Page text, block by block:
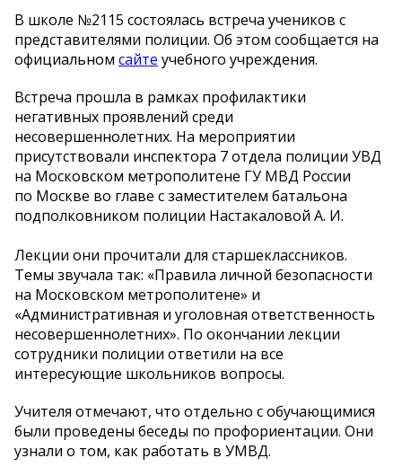
В школе №2115 состоялась встреча учеников с
представителями полиции. Об этом сообщается на
официальном сайте учебного учреждения.
Встреча прошла в рамках профилактики
негативных проявлений среди
несовершеннолетних. На мероприятии
присутствовали инспектора 7 отдела полиции УВД
на Московском метрополитене ГУ МВД России
по Москве во главе с заместителем батальона
подполковником полиции Настакаловой А. И.
Лекции они прочитали для старшеклассников.
Темы звучала так: «Правила личной безопасности
на Московском метрополитене» и
«Административная и уголовная ответственность
несовершеннолетних». По окончании лекции
сотрудники полиции ответили на все
интересующие школьников вопросы.
Учителя отмечают, что отдельно с обучающимися
были проведены беседы по профориентации. Они
узнали о том, как работать в УМВД.